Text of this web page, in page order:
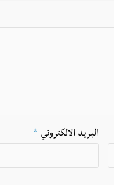
البريد الالكتروني *